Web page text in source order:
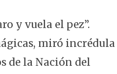
y vuela el pez”.
miró incrédula
de la Nación del